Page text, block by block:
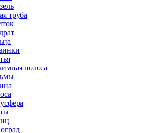
труба
полоса